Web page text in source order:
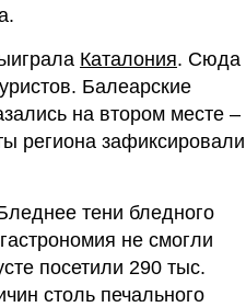
Каталония. Сюда
Балеарские
на втором месте –
региона зафиксировали
тени бледного
не смогли
посетили 290 тыс.
столь печального